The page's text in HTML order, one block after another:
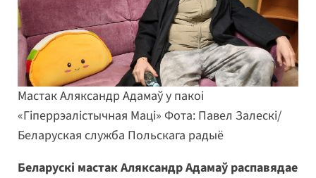
Мастак Аляксандр Адамаў у пакоі
«Гіперрэалістычная Маці» Фота: Павел Залескі/
Беларуская служба Польскага радыё
Беларускі мастак Аляксандр Адамаў распавядае